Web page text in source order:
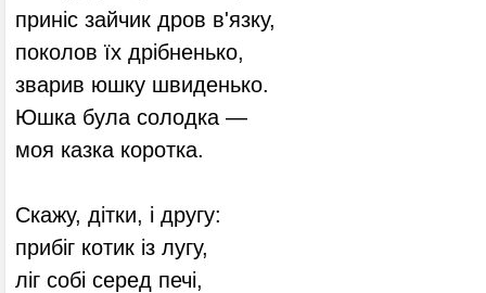
приніс зайчик дров в'язку,
поколов їх дрібненько,
зварив юшку швиденько.
Юшка була солодка —
моя казка коротка.
Скажу, дітки, і другу:
прибіг котик із лугу,
ліг собі серед печі,